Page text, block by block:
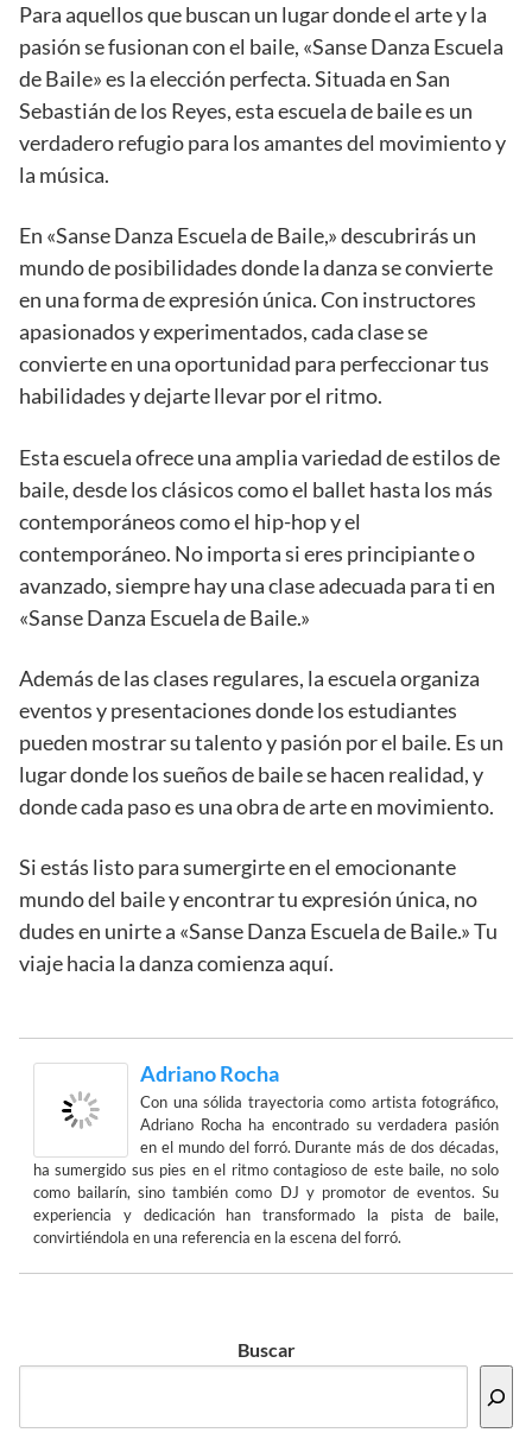
Para aquellos que buscan un lugar donde el arte y la
pasión se fusionan con el baile, «Sanse Danza Escuela
de Baile» es la elección perfecta. Situada en San
Sebastián de los Reyes, esta escuela de baile es un
verdadero refugio para los amantes del movimiento y
la música.
En «Sanse Danza Escuela de Baile,» descubrirás un
mundo de posibilidades donde la danza se convierte
en una forma de expresión única. Con instructores
apasionados y experimentados, cada clase se
convierte en una oportunidad para perfeccionar tus
habilidades y dejarte llevar por el ritmo.
Esta escuela ofrece una amplia variedad de estilos de
baile, desde los clásicos como el ballet hasta los más
contemporáneos como el hip-hop y el
contemporáneo. No importa si eres principiante o
avanzado, siempre hay una clase adecuada para ti en
«Sanse Danza Escuela de Baile.»
Además de las clases regulares, la escuela organiza
eventos y presentaciones donde los estudiantes
pueden mostrar su talento y pasión por el baile. Es un
lugar donde los sueños de baile se hacen realidad, y
donde cada paso es una obra de arte en movimiento.
Si estás listo para sumergirte en el emocionante
mundo del baile y encontrar tu expresión única, no
dudes en unirte a «Sanse Danza Escuela de Baile.» Tu
viaje hacia la danza comienza aquí.
Adriano Rocha
Con una sólida trayectoria como artista fotográfico,
Adriano Rocha ha encontrado su verdadera pasión
en el mundo del forró. Durante más de dos décadas,
ha sumergido sus pies en el ritmo contagioso de este baile, no solo
como bailarín, sino también como DJ y promotor de eventos. Su
experiencia y dedicación han transformado la pista de baile,
convirtiéndola en una referencia en la escena del forró.
Buscar